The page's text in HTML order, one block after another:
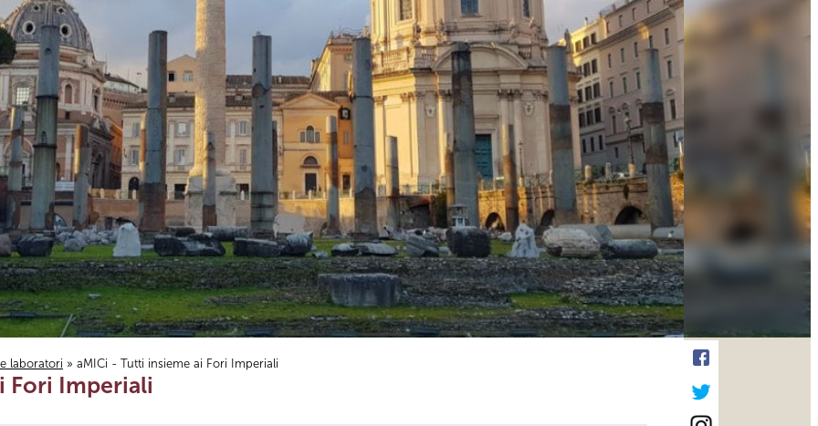
laboratori » aMICi - Tutti insieme ai Fori Imperiali
Fori Imperiali